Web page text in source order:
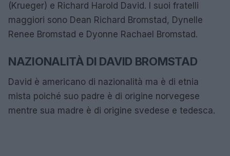
(Krueger) e Richard Harold David. I suoi fratelli
maggiori sono Dean Richard Bromstad, Dynelle
Renee Bromstad e Dyonne Rachael Bromstad.
NAZIONALITÀ DI DAVID BROMSTAD
David è americano di nazionalità ma è di etnia
mista poiché suo padre è di origine norvegese
mentre sua madre è di origine svedese e tedesca.